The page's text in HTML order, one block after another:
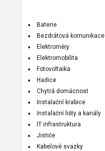
Baterie
Bezdrátová komunikace
Elektroměry
Elektromobilita
Fotovoltaika
Hadice
Chytrá domácnost
Instalační krabice
Instalační lišty a kanály
IT infrastruktura
Jističe
Kabelové svazky